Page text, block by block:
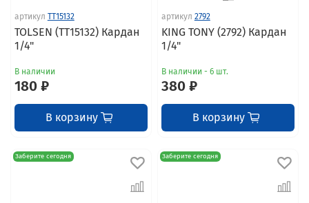
артикул TT15132
TOLSEN (TT15132) Кардан
1/4"
В наличии
180 ₽
В корзину
артикул 2792
KING TONY (2792) Кардан
1/4"
В наличии - 6 шт.
380 ₽
В корзину
Заберите сегодня Заберите сегодня